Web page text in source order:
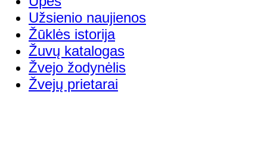
Užsienio naujienos
Žūklės istorija
Žuvų katalogas
Žvejo žodynėlis
Žvejų prietarai